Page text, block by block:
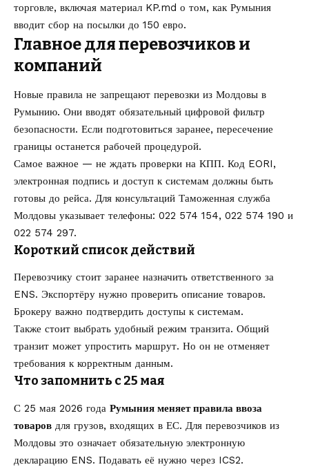
торговле, включая материал KP.md о том, как Румыния
вводит сбор на посылки до 150 евро.
Главное для перевозчиков и
компаний
Новые правила не запрещают перевозки из Молдовы в
Румынию. Они вводят обязательный цифровой фильтр
безопасности. Если подготовиться заранее, пересечение
границы останется рабочей процедурой.
Самое важное — не ждать проверки на КПП. Код EORI,
электронная подпись и доступ к системам должны быть
готовы до рейса. Для консультаций Таможенная служба
Молдовы указывает телефоны: 022 574 154, 022 574 190 и
022 574 297.
Короткий список действий
Перевозчику стоит заранее назначить ответственного за
ENS. Экспортёру нужно проверить описание товаров.
Брокеру важно подтвердить доступы к системам.
Также стоит выбрать удобный режим транзита. Общий
транзит может упростить маршрут. Но он не отменяет
требования к корректным данным.
Что запомнить с 25 мая
С 25 мая 2026 года Румыния меняет правила ввоза
товаров для грузов, входящих в ЕС. Для перевозчиков из
Молдовы это означает обязательную электронную
декларацию ENS. Подавать её нужно через ICS2.